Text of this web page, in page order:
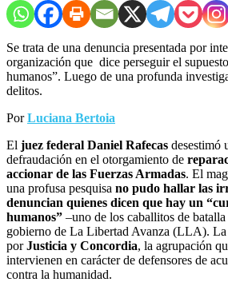
Se trata de una denuncia presentada por
organización que dice perseguir el
humanos”. Luego de una profunda
delitos.
PorLuciana Bertoia
El juez federal Daniel Rafecas desestimó
defraudación en el otorgamiento de
accionar de las Fuerzas Armadas. El
una profusa pesquisa no pudo hallar las
denuncian quienes dicen que hay un
humanos” –uno de los caballitos de
gobierno de La Libertad Avanza (LLA). La
porJusticia y Concordia, la agrupación
intervienen en carácter de defensores de
contra la humanidad.